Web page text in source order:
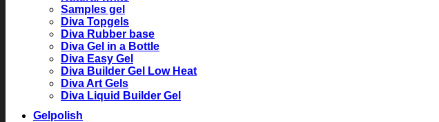
Samples gel
Diva Topgels
Diva Rubber base
Diva Gel in a Bottle
Diva Easy Gel
Diva Builder Gel Low Heat
Diva Art Gels
Diva Liquid Builder Gel
Gelpolish